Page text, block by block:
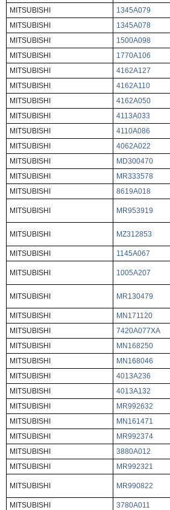
MITSUBISHI
1345A079
MITSUBISHI
1345A078
MITSUBISHI
1500A098
MITSUBISHI
1770A106
MITSUBISHI
4162A127
MITSUBISHI
4162A110
MITSUBISHI
4162A050
MITSUBISHI
4113A033
MITSUBISHI
4110A086
MITSUBISHI
4062A022
MITSUBISHI
MD300470
MITSUBISHI
MR333578
MITSUBISHI
8619A018
MITSUBISHI MR953919
MITSUBISHI MZ312853
MITSUBISHI
1145A067
MITSUBISHI 1005A207
MITSUBISHI MR130479
MITSUBISHI
MN171120
MITSUBISHI
7420A077XA
MITSUBISHI
MN168250
MITSUBISHI
MN168046
MITSUBISHI
4013A236
MITSUBISHI
4013A132
MITSUBISHI
MR992632
MITSUBISHI
MN161471
MITSUBISHI
MR992374
MITSUBISHI
3880A012
MITSUBISHI
MR992321
MITSUBISHI MR990822
MITSUBISHI
3780A011